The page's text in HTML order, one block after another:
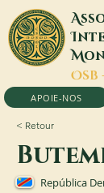
A
I
M
OSB
APOIE-NOS
< Retour
República